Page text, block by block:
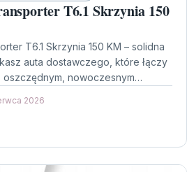
T6.1 Skrzynia 150
T6.1 Skrzynia 150 KM – solidna
auta dostawczego, które łączy
nowoczesnym
2026